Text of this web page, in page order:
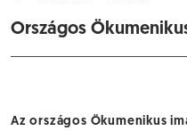
Országos
Az országos Ökumenikus